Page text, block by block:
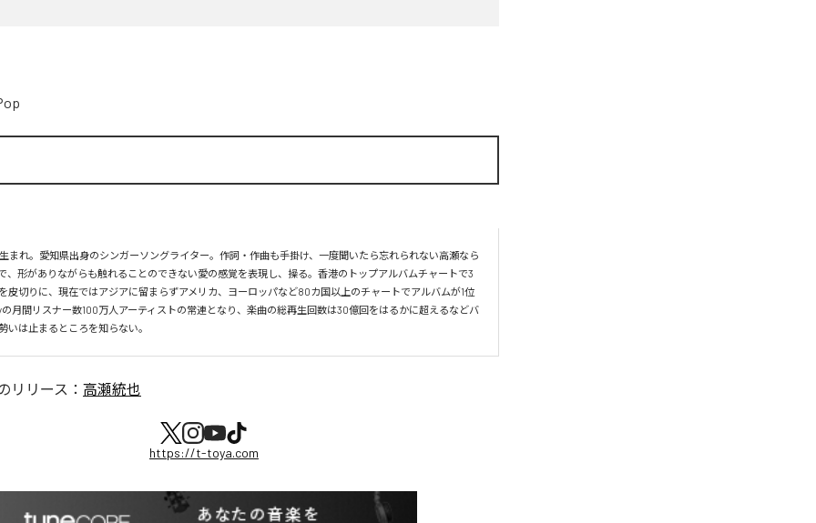
まれ。愛知県出身のシンガーソングライター。作詞・作曲も手掛け、一度聞いたら忘れられない高瀬なら
、形がありながらも触れることのできない愛の感覚を表現し、操る。香港のトップアルバムチャートで3
皮切りに、現在ではアジアに留まらずアメリカ、ヨーロッパなど80カ国以上のチャートでアルバムが1位
月間リスナー数100万人アーティストの常連となり、楽曲の総再生回数は30億回をはるかに超えるなどバ
いは止まるところを知らない。
リリース： 高瀬統也
https://t-toya.com